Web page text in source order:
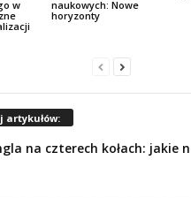
w
naukowych: Nowe
horyzonty
artykułów:
na czterech kołach: jakie